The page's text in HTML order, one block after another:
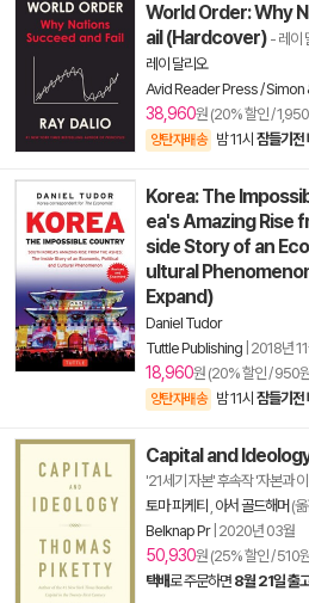
World Order: Why
ail (Hardcover) - 레이
레이 달리오
Avid Reader Press / Simon
38,960원 (20% 할인 /
양탄자배송 밤 11시 잠들기전
Korea: The
ea's Amazing Rise
side Story of an
ultural
Expand)
Daniel Tudor
Tuttle Publishing 2018년
18,960원 (20% 할인 / 950
양탄자배송 밤 11시 잠들기전
Capital and
'21세기 자본' 후속작 '자본과
토마 피케티 아서 골드해머 (
Belknap Pr 2020년 03월
50,930원 (25% 할인 / 510
택배로 주문하면 8월 21일 출